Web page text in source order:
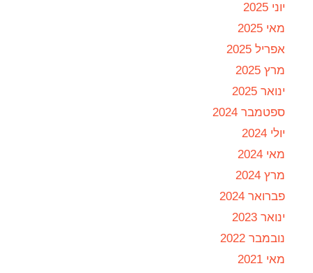
יוני 2025
מאי 2025
אפריל 2025
מרץ 2025
ינואר 2025
ספטמבר 2024
יולי 2024
מאי 2024
מרץ 2024
פברואר 2024
ינואר 2023
נובמבר 2022
מאי 2021